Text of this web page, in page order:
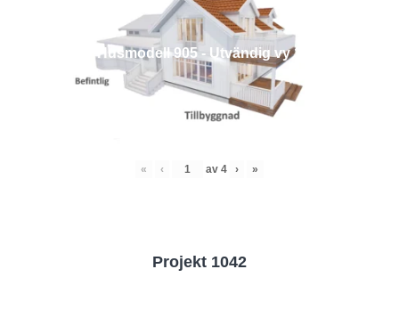
Husmodell 905 - Utvändig vy 1
« ‹ av 4 › »
Projekt 1042